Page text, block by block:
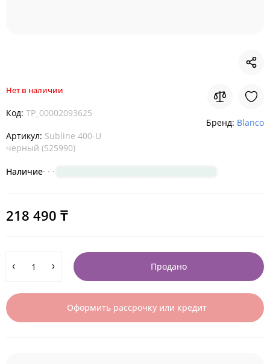
Нет в наличии
Код: TP_00002093625
Артикул: Subline 400-U
черный (525990)
Наличие
Бренд: Blanco
218 490 ₸
Продано
Оформить рассрочку или кредит